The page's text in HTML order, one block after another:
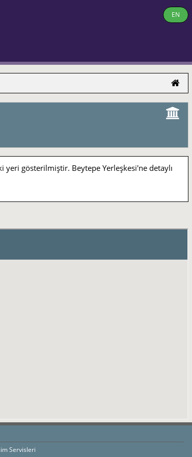
EN
gösterilmiştir. Beytepe Yerleşkesi'ne detaylı
Servisleri